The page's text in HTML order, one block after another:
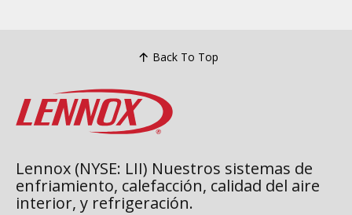
Back To Top
Lennox (NYSE: LII) Nuestros sistemas de
enfriamiento, calefacción, calidad del aire
interior, y refrigeración.